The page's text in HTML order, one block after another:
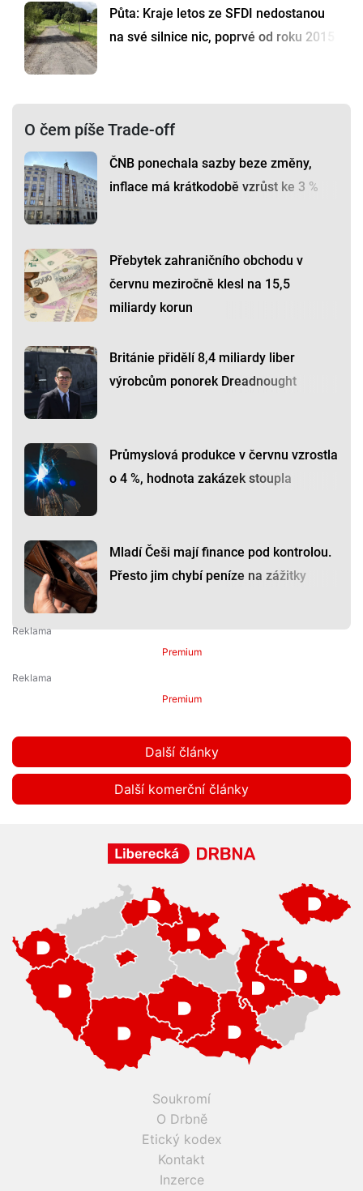
Půta: Kraje letos ze SFDI nedostanou
na své silnice nic, poprvé od roku 2015
O čem píše Trade-off
ČNB ponechala sazby beze změny,
inflace má krátkodobě vzrůst ke 3 %
Přebytek zahraničního obchodu v
červnu meziročně klesl na 15,5
miliardy korun
Británie přidělí 8,4 miliardy liber
výrobcům ponorek Dreadnought
Průmyslová produkce v červnu vzrostla
o 4 %, hodnota zakázek stoupla
Mladí Češi mají finance pod kontrolou.
Přesto jim chybí peníze na zážitky
Premium
Premium
Další články
Další komerční články
Soukromí
O Drbně
Etický kodex
Kontakt
Inzerce